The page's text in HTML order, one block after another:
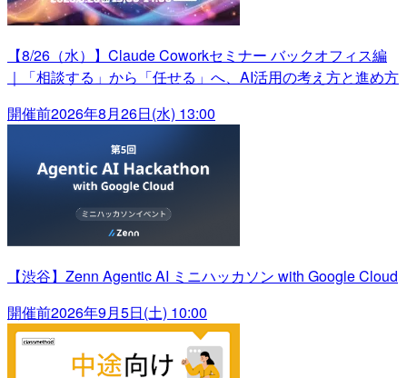
【8/26（水）】Claude Coworkセミナー バックオフィス編
｜「相談する」から「任せる」へ、AI活用の考え方と進め方
開催前2026年8月26日(水) 13:00
【渋谷】Zenn Agentic AI ミニハッカソン with Google Cloud
開催前2026年9月5日(土) 10:00